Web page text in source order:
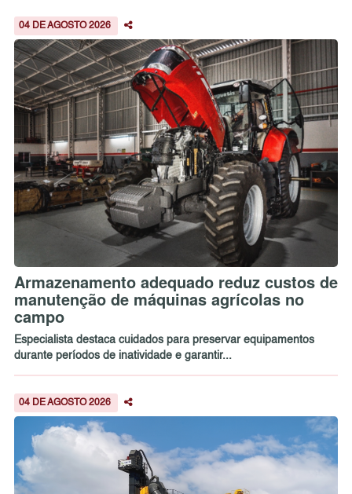
04 DE AGOSTO 2026
Armazenamento adequado reduz custos de
manutenção de máquinas agrícolas no
campo
Especialista destaca cuidados para preservar equipamentos
durante períodos de inatividade e garantir...
04 DE AGOSTO 2026